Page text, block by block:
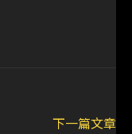
下一篇文章